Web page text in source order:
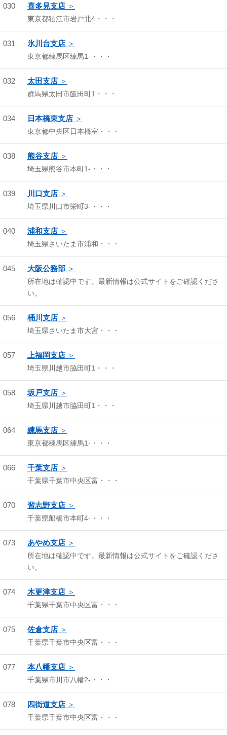
030 喜多見支店
東京都狛江市岩戸北4・・・
031 氷川台支店
東京都練馬区練馬1-・・・
032 太田支店
群馬県太田市飯田町1・・・
034 日本橋東支店
東京都中央区日本橋室・・・
038 熊谷支店
埼玉県熊谷市本町1-・・・
039 川口支店
埼玉県川口市栄町3-・・・
040 浦和支店
埼玉県さいたま市浦和・・・
045 大阪公務部
所在地は確認中です。最新情報は公式サイトをご確認くださ
い。
056 桶川支店
埼玉県さいたま市大宮・・・
057 上福岡支店
埼玉県川越市脇田町1・・・
058 坂戸支店
埼玉県川越市脇田町1・・・
064 練馬支店
東京都練馬区練馬1-・・・
066 千葉支店
千葉県千葉市中央区富・・・
070 習志野支店
千葉県船橋市本町4-・・・
073 あやめ支店
所在地は確認中です。最新情報は公式サイトをご確認くださ
い。
074 木更津支店
千葉県千葉市中央区富・・・
075 佐倉支店
千葉県千葉市中央区富・・・
077 本八幡支店
千葉県市川市八幡2-・・・
078 四街道支店
千葉県千葉市中央区富・・・